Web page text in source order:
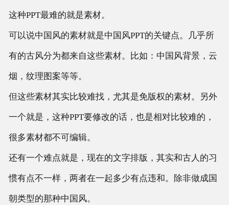
这种PPT最难的就是素材。
可以说中国风的素材就是中国风PPT的关键点。几乎所
有的古风分为都来自这些素材。比如：中国风背景，云
烟，纹理图案等等。
但这些素材其实比较难找，尤其是免版权的素材。另外
一个就是，这种PPT要修改的话，也是相对比较难的，
很多素材都不可编辑。
还有一个难点就是，现在的文字排版，其实和古人的习
惯有点不一样，两者在一起多少有点违和。除非做成国
朝类型的那种中国风。